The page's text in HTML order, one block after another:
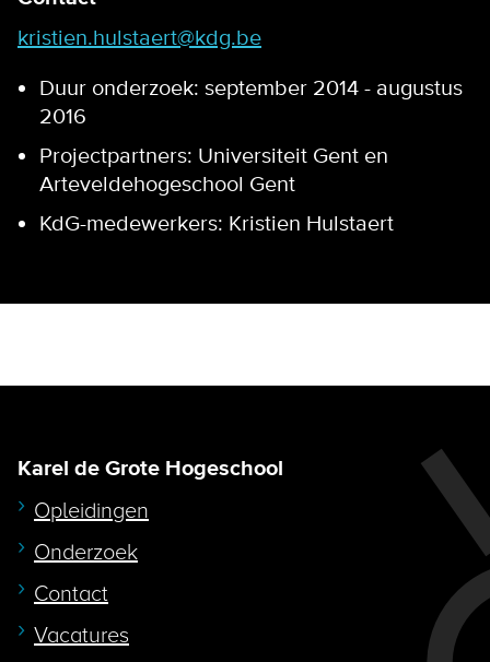
kristien.hulstaert@kdg.be
Duur onderzoek: september 2014 - augustus
2016
Projectpartners: Universiteit Gent en
Arteveldehogeschool Gent
KdG-medewerkers: Kristien Hulstaert
Karel de Grote Hogeschool
Opleidingen
Onderzoek
Contact
Vacatures